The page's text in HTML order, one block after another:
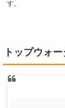
す。
トップウォ